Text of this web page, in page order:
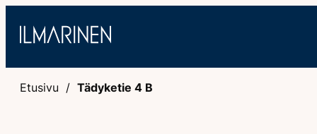
sisältöön
Etusivu Tädyketie 4 B